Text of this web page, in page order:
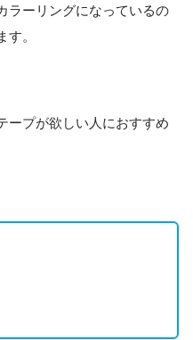
ラーリングになっているの
。
ープが欲しい人におすすめ